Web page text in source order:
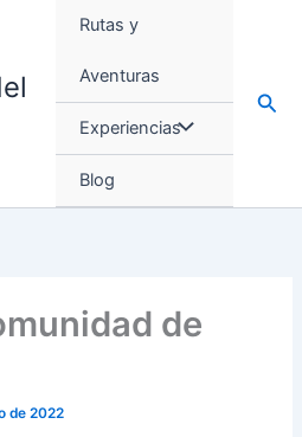
Rutas y
Aventuras
Experiencias
Blog
de
de 2022